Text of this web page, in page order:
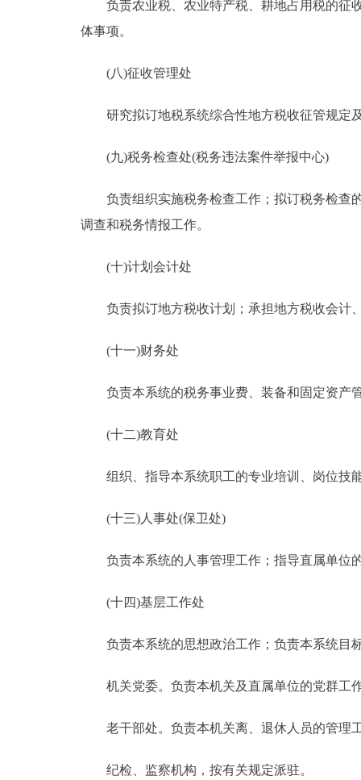
负责农业税、农业特产税、耕地占用税的征收
体事项。
(八)征收管理处
研究拟订地税系统综合性地方税收征管规定
(九)税务检查处(税务违法案件举报中心)
负责组织实施税务检查工作；拟订税务检查的
调查和税务情报工作。
(十)计划会计处
负责拟订地方税收计划；承担地方税收会计
(十一)财务处
负责本系统的税务事业费、装备和固定资产
(十二)教育处
组织、指导本系统职工的专业培训、岗位技
(十三)人事处(保卫处)
负责本系统的人事管理工作；指导直属单位
(十四)基层工作处
负责本系统的思想政治工作；负责本系统目
机关党委。负责本机关及直属单位的党群工
老干部处。负责本机关离、退休人员的管理
纪检、监察机构，按有关规定派驻。